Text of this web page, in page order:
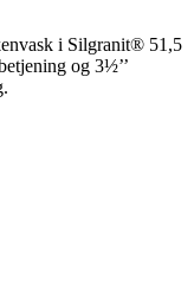
i Silgranit® 51,5
og 3½’’